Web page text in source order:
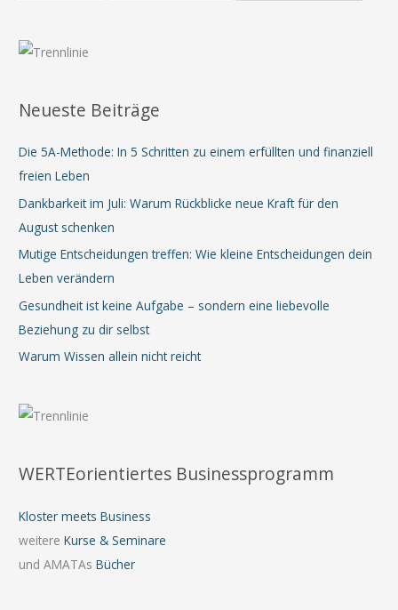
Neueste Beiträge
Die 5A-Methode: In 5 Schritten zu einem erfüllten und finanziell
freien Leben
Dankbarkeit im Juli: Warum Rückblicke neue Kraft für den
August schenken
Mutige Entscheidungen treffen: Wie kleine Entscheidungen dein
Leben verändern
Gesundheit ist keine Aufgabe – sondern eine liebevolle
Beziehung zu dir selbst
Warum Wissen allein nicht reicht
WERTEorientiertes Businessprogramm
Kloster meets Business
weitereKurse & Seminare
und AMATAsBücher